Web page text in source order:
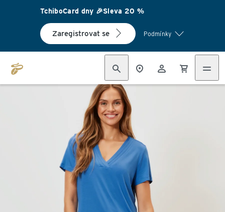
TchiboCard dny 🎉Sleva 20 %
Zaregistrovat se Podmínky